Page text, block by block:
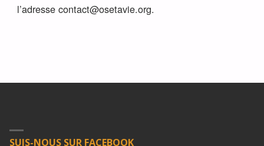
l’adresse contact@osetavie.org.
SUIS-NOUS SUR FACEBOOK